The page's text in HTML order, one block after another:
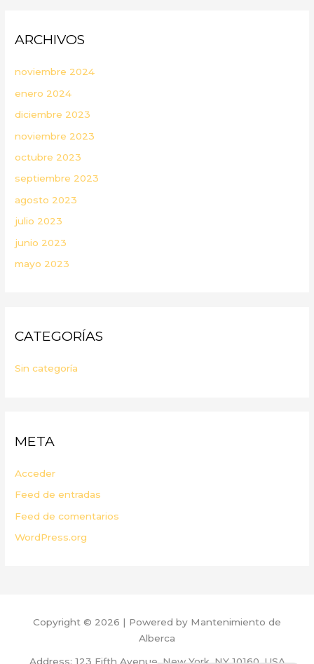
ARCHIVOS
noviembre 2024
enero 2024
diciembre 2023
noviembre 2023
octubre 2023
septiembre 2023
agosto 2023
julio 2023
junio 2023
mayo 2023
CATEGORÍAS
Sin categoría
META
Acceder
Feed de entradas
Feed de comentarios
WordPress.org
Copyright © 2026 | Powered by Mantenimiento de
Alberca
Address: 123 Fifth Avenue, New York, NY 10160, USA